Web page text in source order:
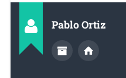
Pablo Ortiz